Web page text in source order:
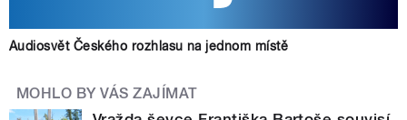
Audiosvět Českého rozhlasu na jednom místě
MOHLO BY VÁS ZAJÍMAT